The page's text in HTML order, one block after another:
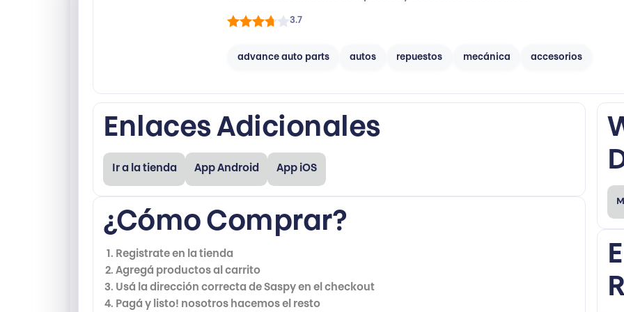
3.8
3.7
advance auto parts autos repuestos mecánica accesorios
Enlaces Adicionales
Ir a la tienda App Android App iOS
¿Cómo Comprar?
Registrate en la tienda
Agregá productos al carrito
Usá la dirección correcta de Saspy en el checkout
Pagá y listo! nosotros hacemos el resto